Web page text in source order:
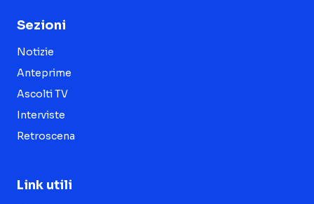
Sezioni
Notizie
Anteprime
Ascolti TV
Interviste
Retroscena
Link utili